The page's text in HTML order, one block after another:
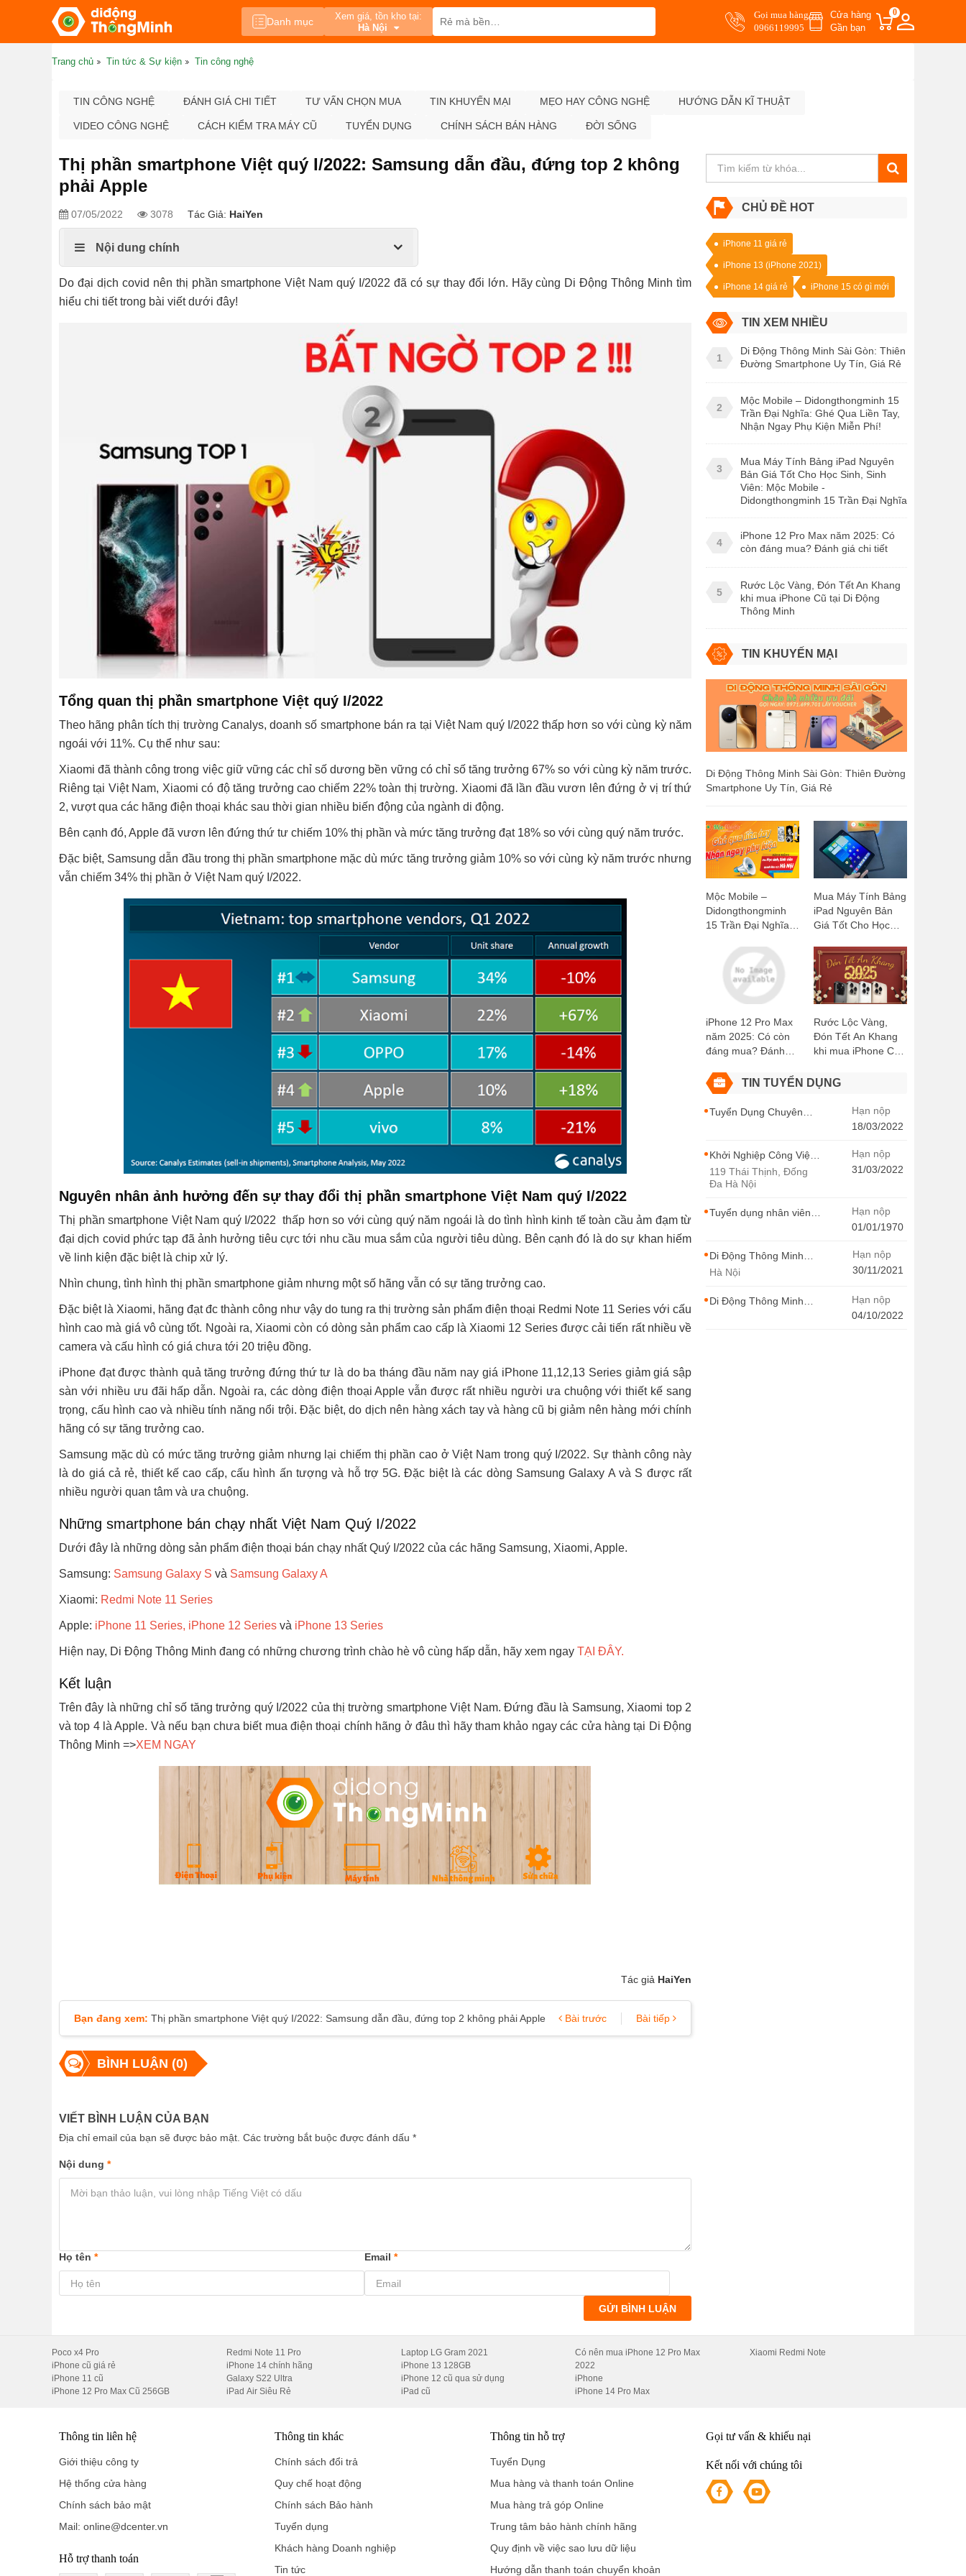
Danh mục
Xem giá, tồn kho tại:
Hà Nội
Gọi mua hàng
0966119995
Cửa hàng
Gần bạn
0
Trang chủ Tin tức & Sự kiện Tin công nghệ
TIN CÔNG NGHỆ ĐÁNH GIÁ CHI TIẾT TƯ VẤN CHỌN MUA TIN KHUYẾN MẠI MẸO HAY CÔNG NGHỆ HƯỚNG DẪN KĨ THUẬT
VIDEO CÔNG NGHỆ CÁCH KIỂM TRA MÁY CŨ TUYỂN DỤNG CHÍNH SÁCH BÁN HÀNG ĐỜI SỐNG
Thị phần smartphone Việt quý I/2022: Samsung dẫn đầu, đứng top 2 không
phải Apple
07/05/2022 3078 Tác Giả: HaiYen
Nội dung chính
Do đại dịch covid nên thị phần smartphone Việt Nam quý I/2022 đã có sự thay đổi lớn. Hãy cùng Di Động Thông Minh tìm
hiểu chi tiết trong bài viết dưới đây!
Tổng quan thị phần smartphone Việt quý I/2022
Theo hãng phân tích thị trường Canalys, doanh số smartphone bán ra tại Việt Nam quý I/2022 thấp hơn so với cùng kỳ năm
ngoái với 11%. Cụ thể như sau:
Xiaomi đã thành công trong việc giữ vững các chỉ số dương bền vững có chỉ số tăng trưởng 67% so với cùng kỳ năm trước.
Riêng tại Việt Nam, Xiaomi có độ tăng trưởng cao chiếm 22% toàn thị trường. Xiaomi đã lần đầu vươn lên đứng ở vị trí thứ
2, vượt qua các hãng điện thoại khác sau thời gian nhiều biến động của ngành di động.
Bên cạnh đó, Apple đã vươn lên đứng thứ tư chiếm 10% thị phần và mức tăng trưởng đạt 18% so với cùng quý năm trước.
Đặc biệt, Samsung dẫn đầu trong thị phần smartphone mặc dù mức tăng trưởng giảm 10% so với cùng kỳ năm trước nhưng
vẫn chiếm 34% thị phần ở Việt Nam quý I/2022.
Nguyên nhân ảnh hưởng đến sự thay đổi thị phần smartphone Việt Nam quý I/2022
Thị phần smartphone Việt Nam quý I/2022 thấp hơn so với cùng quý năm ngoái là do tình hình kinh tế toàn cầu ảm đạm từ
đại dịch covid phức tạp đã ảnh hưởng tiêu cực tới nhu cầu mua sắm của người tiêu dùng. Bên cạnh đó là do sự khan hiếm
về linh kiện đặc biệt là chip xử lý.
Nhìn chung, tình hình thị phần smartphone giảm nhưng một số hãng vẫn có sự tăng trưởng cao.
Đặc biệt là Xiaomi, hãng đạt đc thành công như vậy do tung ra thị trường sản phẩm điện thoại Redmi Note 11 Series với cấu
hình cao mà giá vô cùng tốt. Ngoài ra, Xiaomi còn có dòng sản phẩm cao cấp là Xiaomi 12 Series được cải tiến rất nhiều về
camera và cấu hình có giá chưa tới 20 triệu đồng.
iPhone đạt được thành quả tăng trưởng đứng thứ tư là do ba tháng đầu năm nay giá iPhone 11,12,13 Series giảm giá sập
sàn với nhiều ưu đãi hấp dẫn. Ngoài ra, các dòng điện thoại Apple vẫn được rất nhiều người ưa chuộng với thiết kế sang
trọng, cấu hình cao và nhiều tính năng nổi trội. Đặc biệt, do dịch nên hàng xách tay và hàng cũ bị giảm nên hàng mới chính
hãng có sự tăng trưởng cao.
Samsung mặc dù có mức tăng trưởng giảm nhưng lại chiếm thị phần cao ở Việt Nam trong quý I/2022. Sự thành công này
là do giá cả rẻ, thiết kế cao cấp, cấu hình ấn tượng và hỗ trợ 5G. Đặc biệt là các dòng Samsung Galaxy A và S được rất
nhiều người quan tâm và ưa chuộng.
Những smartphone bán chạy nhất Việt Nam Quý I/2022
Dưới đây là những dòng sản phẩm điện thoại bán chạy nhất Quý I/2022 của các hãng Samsung, Xiaomi, Apple.
Samsung: Samsung Galaxy S và Samsung Galaxy A
Xiaomi: Redmi Note 11 Series
Apple: iPhone 11 Series, iPhone 12 Series và iPhone 13 Series
Hiện nay, Di Động Thông Minh đang có những chương trình chào hè vô cùng hấp dẫn, hãy xem ngay TẠI ĐÂY.
Kết luận
Trên đây là những chỉ số tăng trưởng quý I/2022 của thị trường smartphone Việt Nam. Đứng đầu là Samsung, Xiaomi top 2
và top 4 là Apple. Và nếu bạn chưa biết mua điện thoại chính hãng ở đâu thì hãy tham khảo ngay các cửa hàng tại Di Động
Thông Minh =>XEM NGAY
Tác giả HaiYen
Bạn đang xem: Thị phần smartphone Việt quý I/2022: Samsung dẫn đầu, đứng top 2 không phải Apple Bài trước Bài tiếp
BÌNH LUẬN (0)
VIẾT BÌNH LUẬN CỦA BẠN
Địa chỉ email của bạn sẽ được bảo mật. Các trường bắt buộc được đánh dấu *
Nội dung *
Họ tên * Email *
GỬI BÌNH LUẬN
CHỦ ĐỀ HOT
iPhone 11 giá rẻ
iPhone 13 (iPhone 2021)
iPhone 14 giá rẻ iPhone 15 có gì mới
TIN XEM NHIỀU
1
Di Động Thông Minh Sài Gòn: Thiên
Đường Smartphone Uy Tín, Giá Rẻ
2
Mộc Mobile – Didongthongminh 15
Trần Đại Nghĩa: Ghé Qua Liền Tay,
Nhận Ngay Phụ Kiện Miễn Phí!
3
Mua Máy Tính Bảng iPad Nguyên
Bản Giá Tốt Cho Học Sinh, Sinh
Viên: Mộc Mobile -
Didongthongminh 15 Trần Đại Nghĩa
4
iPhone 12 Pro Max năm 2025: Có
còn đáng mua? Đánh giá chi tiết
5
Rước Lộc Vàng, Đón Tết An Khang
khi mua iPhone Cũ tại Di Động
Thông Minh
TIN KHUYẾN MẠI
Di Động Thông Minh Sài Gòn: Thiên Đường
Smartphone Uy Tín, Giá Rẻ
Mộc Mobile –
Didongthongminh
15 Trần Đại Nghĩa:
Nhận Ngay Phụ
Kiện Miễn Phí!
Mua Máy Tính Bảng
iPad Nguyên Bản
Giá Tốt Cho Học
Mộc Mobile -
Didongthongminh
15 Trần Đại Nghĩa
iPhone 12 Pro Max
năm 2025: Có còn
đáng mua? Đánh
Rước Lộc Vàng,
Đón Tết An Khang
khi mua iPhone Cũ
Minh
TIN TUYỂN DỤNG
Tuyển Dụng Chuyên
Hạn nộp
18/03/2022
Khởi Nghiệp Công Việc
Chuyên Viên Tư Vấn
Bán Hàng Di Động
119 Thái Thịnh, Đống
Đa Hà Nội
Hạn nộp
31/03/2022
Tuyển dụng nhân viên
Hạn nộp
01/01/1970
Di Động Thông Minh
Tuyển Dụng
CONTENT WIRITER
Hà Nội
Hạn nộp
30/11/2021
Di Động Thông Minh
Hạn nộp
04/10/2022
Poco x4 Pro
iPhone cũ giá rẻ
iPhone 11 cũ
iPhone 12 Pro Max Cũ 256GB
Redmi Note 11 Pro
iPhone 14 chính hãng
Galaxy S22 Ultra
iPad Air Siêu Rẻ
Laptop LG Gram 2021
iPhone 13 128GB
iPhone 12 cũ qua sử dụng
iPad cũ
Có nên mua iPhone 12 Pro Max
2022
iPhone
iPhone 14 Pro Max
Xiaomi Redmi Note
Thông tin liên hệ
Giới thiệu công ty
Hệ thống cửa hàng
Chính sách bảo mật
Mail: online@dcenter.vn
Hỗ trợ thanh toán
Thông tin khác
Chính sách đổi trả
Quy chế hoạt động
Chính sách Bảo hành
Tuyển dụng
Khách hàng Doanh nghiệp
Tin tức
Thông tin hỗ trợ
Tuyển Dụng
Mua hàng và thanh toán Online
Mua hàng trả góp Online
Trung tâm bảo hành chính hãng
Quy định về việc sao lưu dữ liệu
Hướng dẫn thanh toán chuyển khoản
Gọi tư vấn & khiếu nại
Kết nối với chúng tôi